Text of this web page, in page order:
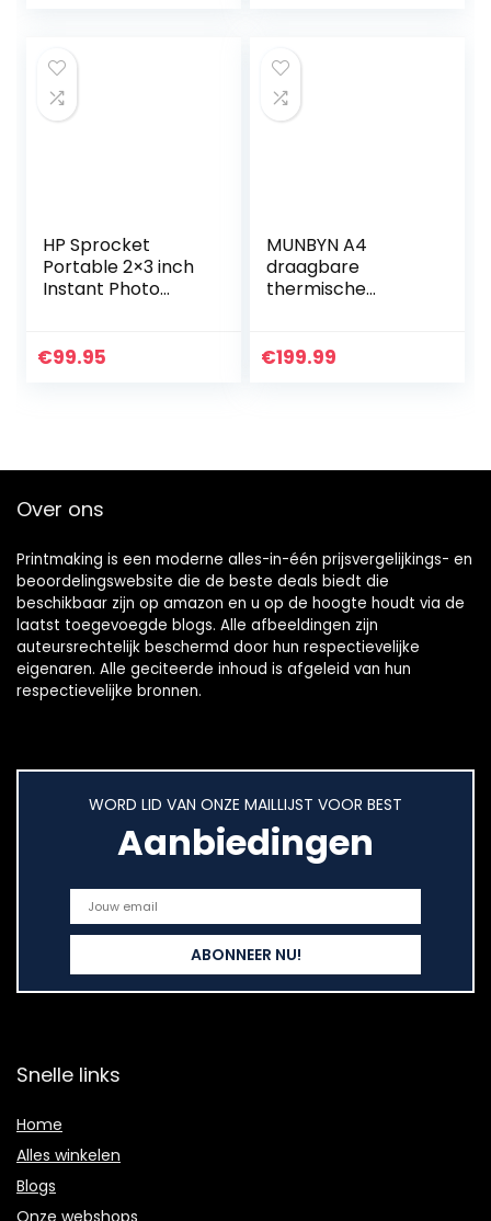
HP Sprocket
Portable 2×3 inch
Instant Photo
Sticky-Backed
€99.95
MUNBYN A4
draagbare
thermische
papierprinter, voor
€199.99
Over ons
Printmaking is een moderne alles-in-één prijsvergelijkings- en
beoordelingswebsite die de beste deals biedt die
beschikbaar zijn op amazon en u op de hoogte houdt via de
laatst toegevoegde blogs. Alle afbeeldingen zijn
auteursrechtelijk beschermd door hun respectievelijke
eigenaren. Alle geciteerde inhoud is afgeleid van hun
respectievelijke bronnen.
WORD LID VAN ONZE MAILLIJST VOOR BEST
Aanbiedingen
Snelle links
Home
Alles winkelen
Blogs